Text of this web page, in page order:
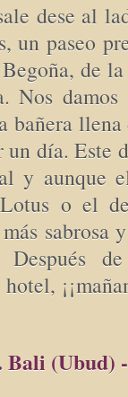
dese al
un paseo
de
Nos damos
bañera llena
día. Este
y aunque
o el
sabrosa
de
Bali (Ubud)